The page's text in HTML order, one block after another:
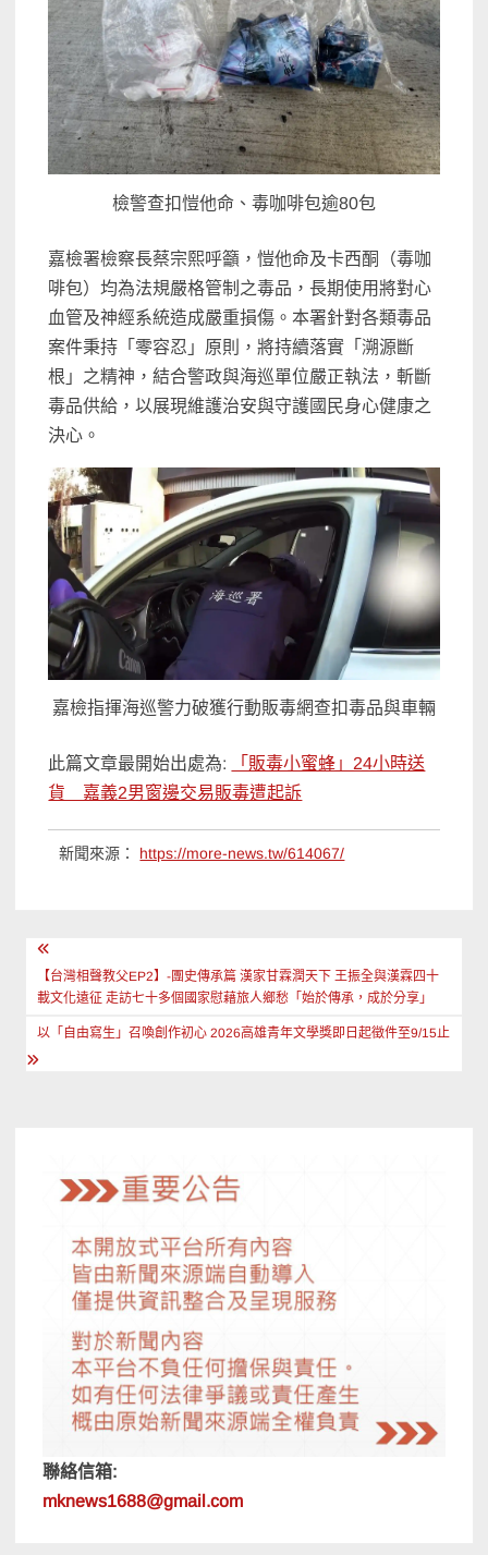
檢警查扣愷他命、毒咖啡包逾80包
嘉檢署檢察長蔡宗熙呼籲，愷他命及卡西酮（毒咖
啡包）均為法規嚴格管制之毒品，長期使用將對心
血管及神經系統造成嚴重損傷。本署針對各類毒品
案件秉持「零容忍」原則，將持續落實「溯源斷
根」之精神，結合警政與海巡單位嚴正執法，斬斷
毒品供給，以展現維護治安與守護國民身心健康之
決心。
嘉檢指揮海巡警力破獲行動販毒網查扣毒品與車輛
此篇文章最開始出處為:
「販毒小蜜蜂」24小時送
貨 嘉義2男窗邊交易販毒遭起訴
新聞來源： https://more-news.tw/614067/
文
章
導
覽
【台灣相聲教父EP2】-團史傳承篇 漢家甘霖潤天下 王振全與漢霖四十
載文化遠征 走訪七十多個國家慰藉旅人鄉愁「始於傳承，成於分享」
以「自由寫生」召喚創作初心 2026高雄青年文學獎即日起徵件至9/15止
聯絡信箱:
mknews1688@gmail.com